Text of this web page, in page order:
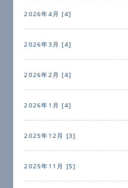
2026年4月 [4]
2026年3月 [4]
2026年2月 [4]
2026年1月 [4]
2025年12月 [3]
2025年11月 [5]